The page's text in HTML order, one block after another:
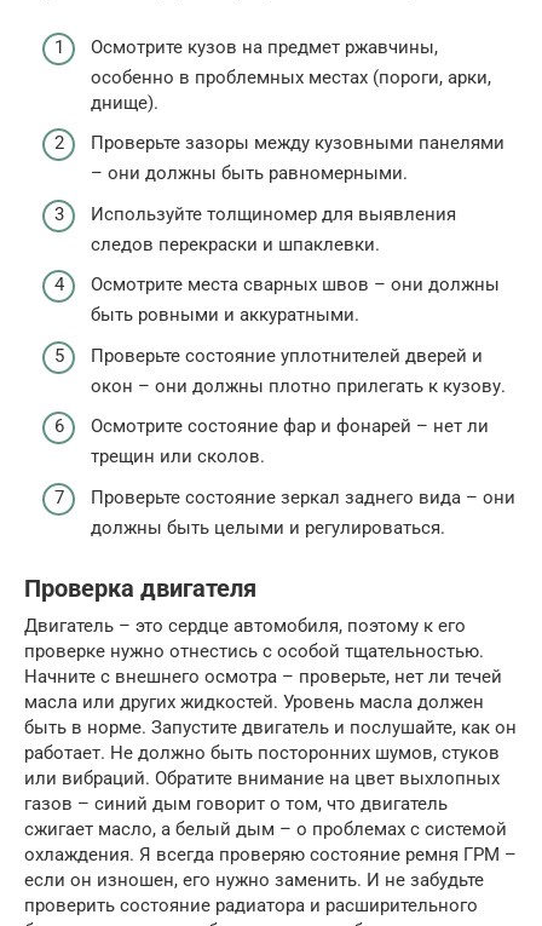
Осмотрите кузов на предмет ржавчины,
особенно в проблемных местах (пороги, арки,
днище).
Проверьте зазоры между кузовными панелями
– они должны быть равномерными.
Используйте толщиномер для выявления
следов перекраски и шпаклевки.
Осмотрите места сварных швов – они должны
быть ровными и аккуратными.
Проверьте состояние уплотнителей дверей и
окон – они должны плотно прилегать к кузову.
Осмотрите состояние фар и фонарей – нет ли
трещин или сколов.
Проверьте состояние зеркал заднего вида – они
должны быть целыми и регулироваться.
Проверка двигателя
Двигатель – это сердце автомобиля, поэтому к его
проверке нужно отнестись с особой тщательностью.
Начните с внешнего осмотра – проверьте, нет ли течей
масла или других жидкостей. Уровень масла должен
быть в норме. Запустите двигатель и послушайте, как он
работает. Не должно быть посторонних шумов, стуков
или вибраций. Обратите внимание на цвет выхлопных
газов – синий дым говорит о том, что двигатель
сжигает масло, а белый дым – о проблемах с системой
охлаждения. Я всегда проверяю состояние ремня ГРМ –
если он изношен, его нужно заменить. И не забудьте
проверить состояние радиатора и расширительного